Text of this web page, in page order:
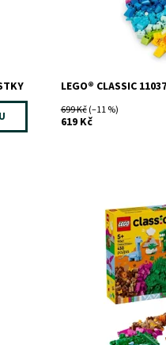
LEGO® CLASSIC
699 Kč(–11 %)
619 Kč
na
Připravte se na
se svými oblíbenými
Dostupnost:
12102
LEGO